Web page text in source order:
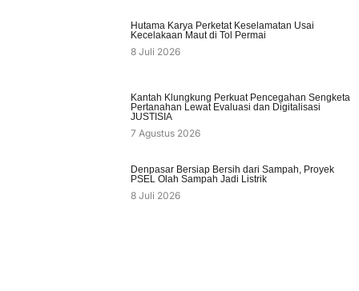
Hutama Karya Perketat Keselamatan Usai
Kecelakaan Maut di Tol Permai
8 Juli 2026
Kantah Klungkung Perkuat Pencegahan Sengketa
Pertanahan Lewat Evaluasi dan Digitalisasi
JUSTISIA
7 Agustus 2026
Denpasar Bersiap Bersih dari Sampah, Proyek
PSEL Olah Sampah Jadi Listrik
8 Juli 2026